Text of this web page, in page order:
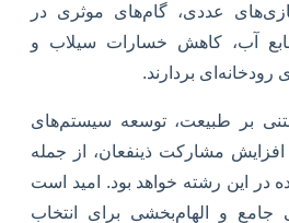
عددی، گام‌های موثری در
آب، کاهش خسارات سیلاب و
بردارند.
بر طبیعت، توسعه سیستم‌های
مشارکت ذینفعان، از جمله
در این رشته خواهد بود. امید است
جامع و الهام‌بخشی برای انتخاب